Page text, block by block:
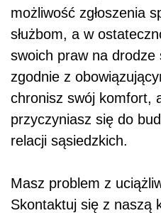
możliwość zgłoszenia
służbom, a w
swoich praw na drodze
zgodnie z
chronisz swój komfort,
przyczyniasz się do
relacji sąsiedzkich.
Masz problem z
Skontaktuj się z naszą